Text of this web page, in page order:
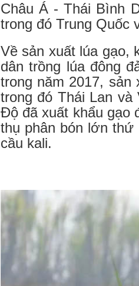
Châu Á - Thái Bình
trong đó Trung Quốc
Về sản xuất lúa gạo,
dân trồng lúa đông
trong năm 2017, sản
trong đó Thái Lan
Độ đã xuất khẩu gạo
thụ phân bón lớn thứ
cầu kali.